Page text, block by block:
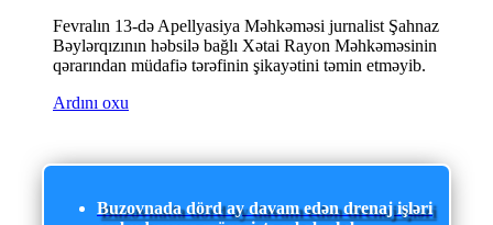
Fevralın 13-də Apellyasiya Məhkəməsi jurnalist Şahnaz
Bəylərqızının həbsilə bağlı Xətai Rayon Məhkəməsinin
qərarından müdafiə tərəfinin şikayətini təmin etməyib.
Ardını oxu
Buzovnada dörd ay davam edən drenaj işləri